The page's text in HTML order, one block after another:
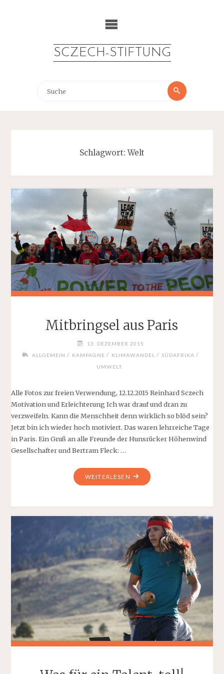
SCZECH-STIFTUNG
Suche
Suche
Schlagwort:Welt
Mitbringsel aus Paris
13. DEZEMBER 2015
ALLGEMEIN / KAMPAGNE / KLIMAWANDEL / SÜDAFRIKA /
UMWELT
Alle Fotos zur freien Verwendung, 12.12.2015 Reinhard Sczech
Motivation und Erleichterung Ich war drauf und dran zu
verzweifeln. Kann die Menschheit denn wirklich so blöd sein?
Jetzt bin ich wieder hoch motiviert. Das waren lehrreiche Tage
in Paris. Ein Gruß an alle Freunde der Hunsrücker Höhenwind
Gesellschafter und Bertram Fleck: …
WEITERLESEN "MITBRINGSEL
AUS